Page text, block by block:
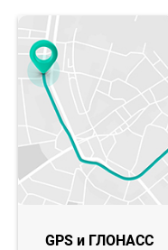
GPS и ГЛОНАСС